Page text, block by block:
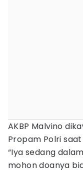
AKBP Malvino
Propam Polri
“Iya sedang
mohon doanya